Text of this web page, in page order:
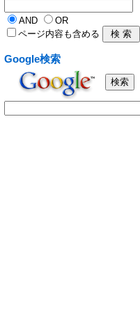
AND
OR
ページ内容も含める
Google検索